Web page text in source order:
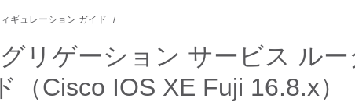
ギュレーション ガイド
リゲーション サービス ル
Cisco IOS XE Fuji 16.8.x）